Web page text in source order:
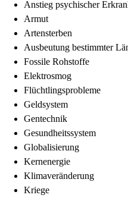
Anstieg psychischer
Armut
Artensterben
Ausbeutung bestimmter
Fossile Rohstoffe
Elektrosmog
Flüchtlingsprobleme
Geldsystem
Gentechnik
Gesundheitssystem
Globalisierung
Kernenergie
Klimaveränderung
Kriege